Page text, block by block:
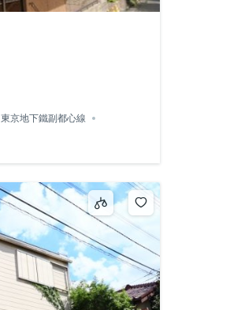
東京地下鐵副都心線